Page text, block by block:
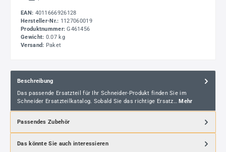
EAN: 4011666926128
Hersteller-Nr.: 1127060019
Produktnummer: G461456
Gewicht: 0.07 kg
Versand: Paket
Beschreibung
Das passende Ersatzteil für Ihr Schneider-Produkt finden Sie im
Schneider Ersatzteilkatalog. Sobald Sie das richtige Ersatz… Mehr
Passendes Zubehör
Das könnte Sie auch interessieren